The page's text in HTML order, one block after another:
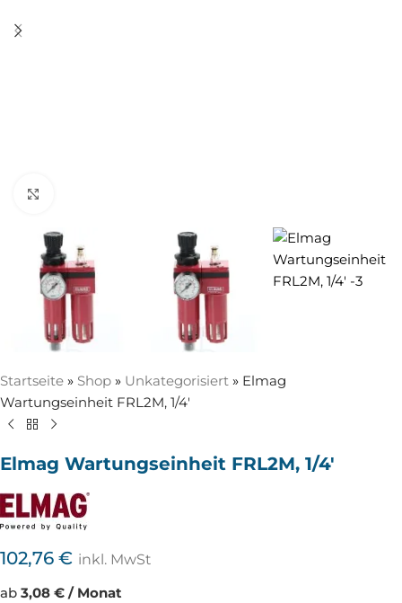
Startseite » Shop » Unkategorisiert » Elmag
Wartungseinheit FRL2M, 1/4′
Elmag Wartungseinheit FRL2M, 1/4′
102,76 € inkl. MwSt
ab 3,08 € / Monat